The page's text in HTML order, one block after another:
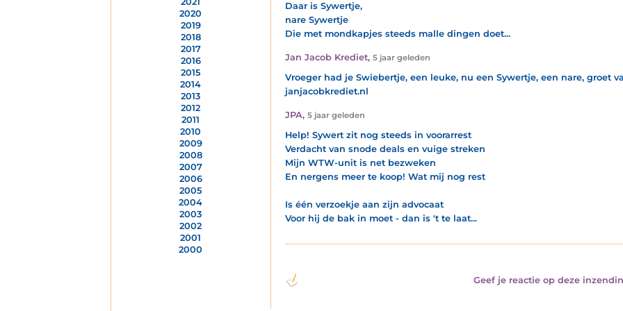
2020
2019
2018
2017
2016
2015
2014
2013
2012
2011
2010
2009
2008
2007
2006
2005
2004
2003
2002
2001
2000
Daar is Sywertje,
nare Sywertje
Die met mondkapjes steeds malle dingen doet...
Jan Jacob Krediet, 5 jaar geleden
Vroeger had je Swiebertje, een leuke, nu een Sywertje, een nare, groet
janjacobkrediet.nl
JPA, 5 jaar geleden
Help! Sywert zit nog steeds in voorarrest
Verdacht van snode deals en vuige streken
Mijn WTW-unit is net bezweken
En nergens meer te koop! Wat mij nog rest
Is één verzoekje aan zijn advocaat
Voor hij de bak in moet - dan is 't te laat...
Geef je reactie op deze